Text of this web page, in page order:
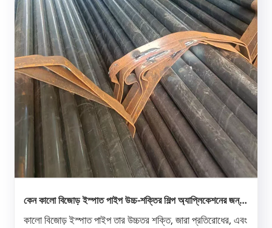
কেন কালো বিজোড় ইস্পাত পাইপ উচ্চ-শক্তির শিল্প অ্যাপ্লিকেশনের জন্য
পছন্দের পছন্দ
কালো বিজোড় ইস্পাত পাইপ তার উচ্চতর শক্তি, জারা প্রতিরোধের, এবং